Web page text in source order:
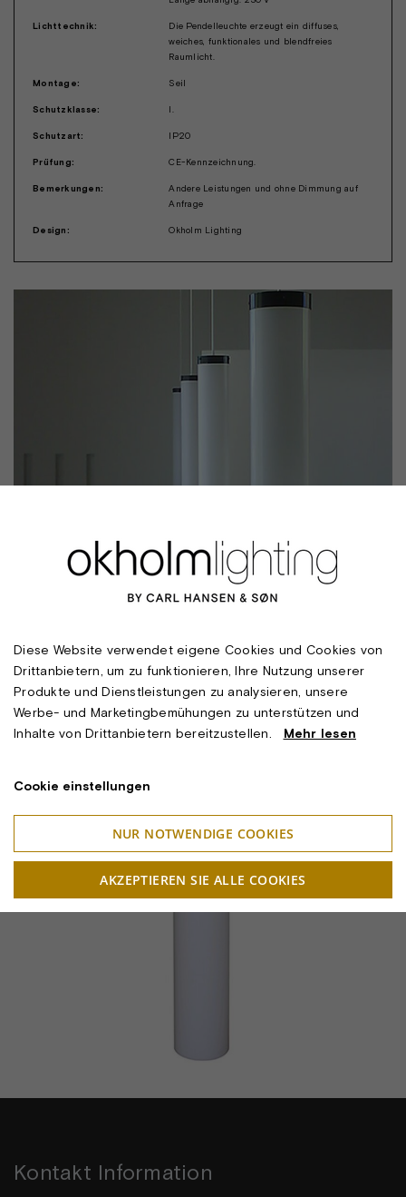
Lichttechnik:
Die Pendelleuchte erzeugt ein diffuses,
weiches, funktionales und blendfreies
Raumlicht.
Montage: Seil
Schutzklasse: I.
Schutzart: IP20
Prüfung: CE-Kennzeichnung.
Bemerkungen:
Andere Leistungen und ohne Dimmung auf
Anfrage
Design: Okholm Lighting
Kontakt Information
Diese Website verwendet eigene Cookies und Cookies von
Drittanbietern, um zu funktionieren, Ihre Nutzung unserer
Produkte und Dienstleistungen zu analysieren, unsere
Werbe- und Marketingbemühungen zu unterstützen und
Inhalte von Drittanbietern bereitzustellen. Mehr lesen
Cookie einstellungen
NUR NOTWENDIGE COOKIES
AKZEPTIEREN SIE ALLE COOKIES